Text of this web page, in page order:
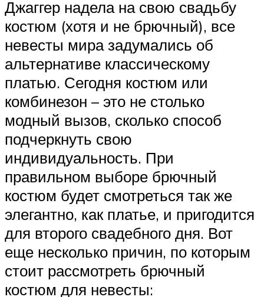
Джаггер надела на свою свадьбу
костюм (хотя и не брючный), все
невесты мира задумались об
альтернативе классическому
платью. Сегодня костюм или
комбинезон – это не столько
модный вызов, сколько способ
подчеркнуть свою
индивидуальность. При
правильном выборе брючный
костюм будет смотреться так же
элегантно, как платье, и пригодится
для второго свадебного дня. Вот
еще несколько причин, по которым
стоит рассмотреть брючный
костюм для невесты: